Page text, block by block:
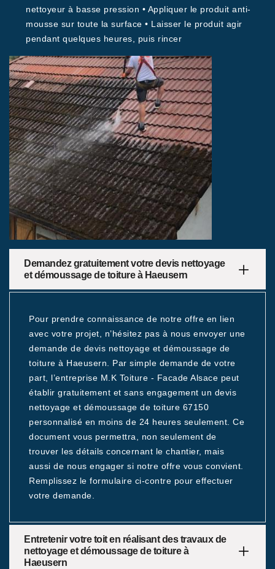
nettoyeur à basse pression • Appliquer le produit anti-
mousse sur toute la surface • Laisser le produit agir
pendant quelques heures, puis rincer
Demandez gratuitement votre devis nettoyage
et démoussage de toiture à Haeusern
Pour prendre connaissance de notre offre en lien
avec votre projet, n’hésitez pas à nous envoyer une
demande de devis nettoyage et démoussage de
toiture à Haeusern. Par simple demande de votre
part, l’entreprise M.K Toiture - Facade Alsace peut
établir gratuitement et sans engagement un devis
nettoyage et démoussage de toiture 67150
personnalisé en moins de 24 heures seulement. Ce
document vous permettra, non seulement de
trouver les détails concernant le chantier, mais
aussi de nous engager si notre offre vous convient.
Remplissez le formulaire ci-contre pour effectuer
votre demande.
Entretenir votre toit en réalisant des travaux de
nettoyage et démoussage de toiture à
Haeusern